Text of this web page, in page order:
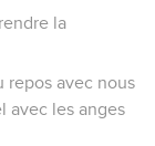
la
repos avec nous
avec les anges